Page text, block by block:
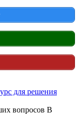
для решения
вопросов В